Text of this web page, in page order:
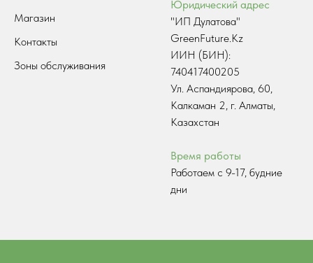
Магазин
Контакты
Зоны обслуживания
Юридический адрес
"ИП Дулатова"
GreenFuture.Kz
ИИН (БИН):
740417400205
Ул. Аспандиярова, 60,
Калкаман 2, г. Алматы,
Казахстан
Время работы
Работаем с 9-17, будние
дни